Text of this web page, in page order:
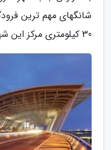
شانگهای مهم ترین
30 کیلومتری مرکز این شهر قرار گرفته است.